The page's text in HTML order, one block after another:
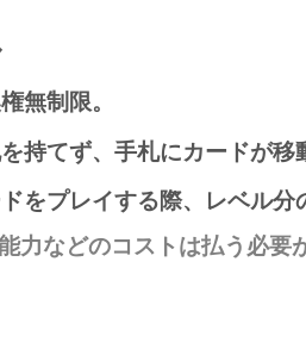
無制限。
持てず、手札にカードが移
をプレイする際、レベル分
力などのコストは払う必要